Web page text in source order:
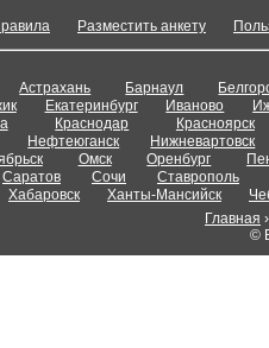
Разместить анкету
Астрахань Барнаул
Екатеринбург Иваново
Краснодар
Красноярск
Нефтеюганск
Нижневартовск
Омск Оренбург
Саратов Сочи
Ставрополь
Хабаровск Ханты-Мансийск
Главная
©